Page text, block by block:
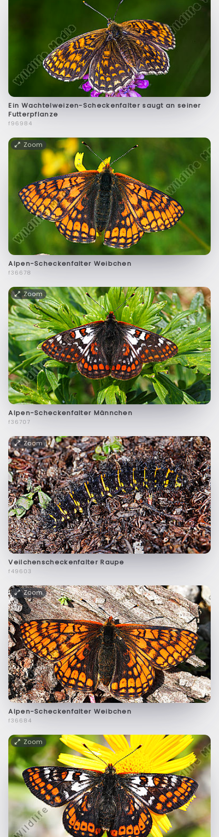
Ein Wachtelweizen-Scheckenfalter saugt an seiner
Futterpflanze
f96984
Zoom
Alpen-Scheckenfalter Weibchen
f36678
Zoom
Alpen-Scheckenfalter Männchen
f36707
Zoom
Veilchenscheckenfalter Raupe
f49603
Zoom
Alpen-Scheckenfalter Weibchen
f36684
Zoom